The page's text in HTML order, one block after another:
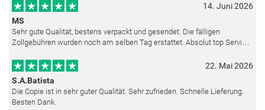
14. Juni 2026
MS
Sehr gute Qualität, bestens verpackt und gesendet. Die fälligen
Zollgebühren wurden noch am selben Tag erstattet. Absolut top Service
22. Mai 2026
S.A.Batista
Die Copie ist in sehr guter Qualität. Sehr zufrieden. Schnelle Lieferung.
Besten Dank.